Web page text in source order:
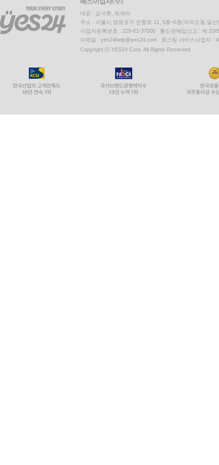
대표 : 김석환, 최세라
주소 : 서울시 영등포구 은행로 11, 5층~6층(여의도동,일신
사업자등록번호 : 229-81-37000 통신판매업신고 : 제
이메일 : yes24help@yes24.com 호스팅 서비스사업자 :
Copyright ⓒ YES24 Corp. All Rights Reserved.